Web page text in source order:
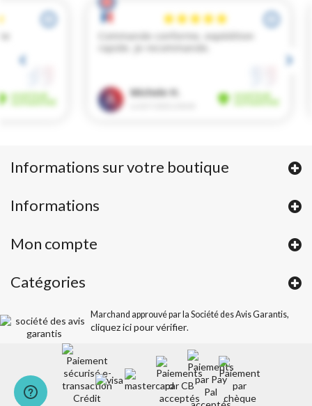
Informations sur votre boutique
Informations
Mon compte
Catégories
Marchand approuvé par la Société des Avis Garantis,
cliquez ici pour vérifier.